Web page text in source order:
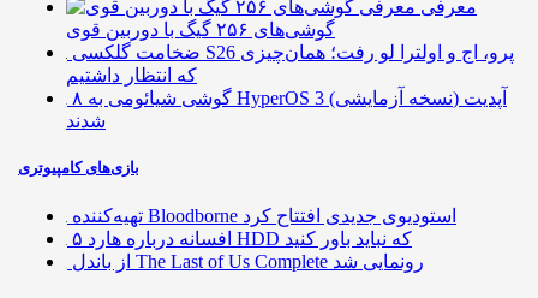
معرفی
گوشی‌های ۲۵۶ گیگ با دوربین قوی
ضخامت گلکسی S26 پرو، اج و اولترا لو رفت؛ همان‌چیزی
که انتظار داشتیم
۸ گوشی شیائومی به HyperOS 3 (نسخه آزمایشی) آپدیت
شدند
بازی‌های کامپیوتری
تهیه‌کننده Bloodborne استودیوی جدیدی افتتاح کرد
۵ افسانه درباره هارد HDD که نباید باور کنید
از باندل The Last of Us Complete رونمایی شد